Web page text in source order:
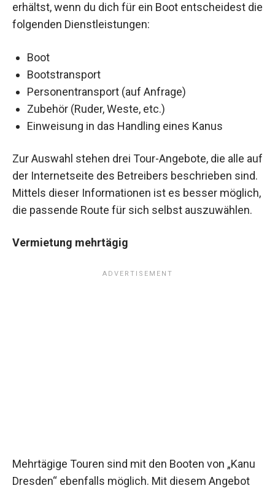
erhältst, wenn du dich für ein Boot entscheidest die
folgenden Dienstleistungen:
Boot
Bootstransport
Personentransport (auf Anfrage)
Zubehör (Ruder, Weste, etc.)
Einweisung in das Handling eines Kanus
Zur Auswahl stehen drei Tour-Angebote, die alle auf
der Internetseite des Betreibers beschrieben sind.
Mittels dieser Informationen ist es besser möglich,
die passende Route für sich selbst auszuwählen.
Vermietung mehrtägig
Mehrtägige Touren sind mit den Booten von „Kanu
Dresden“ ebenfalls möglich. Mit diesem Angebot